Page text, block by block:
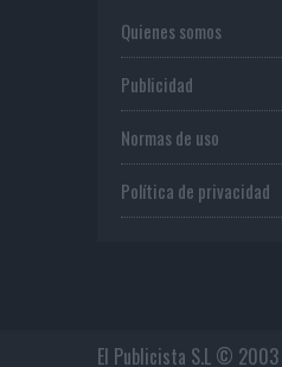
Quienes somos
Publicidad
Normas de uso
Política de privacidad
El Publicista S.L © 2003